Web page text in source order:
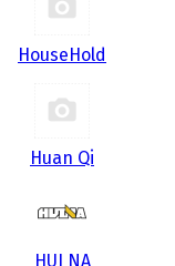
HouseHold
Huan Qi
HUI NA